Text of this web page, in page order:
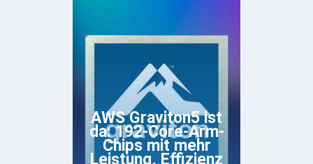
AWS Graviton5 ist
da: 192-Core-Arm-
Chips mit mehr
Leistung, Effizienz